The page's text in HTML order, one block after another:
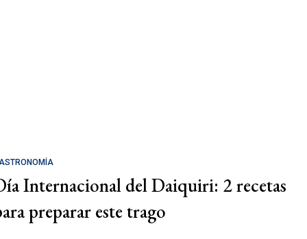
Internacional del Daiquiri: 2 recetas
preparar este trago